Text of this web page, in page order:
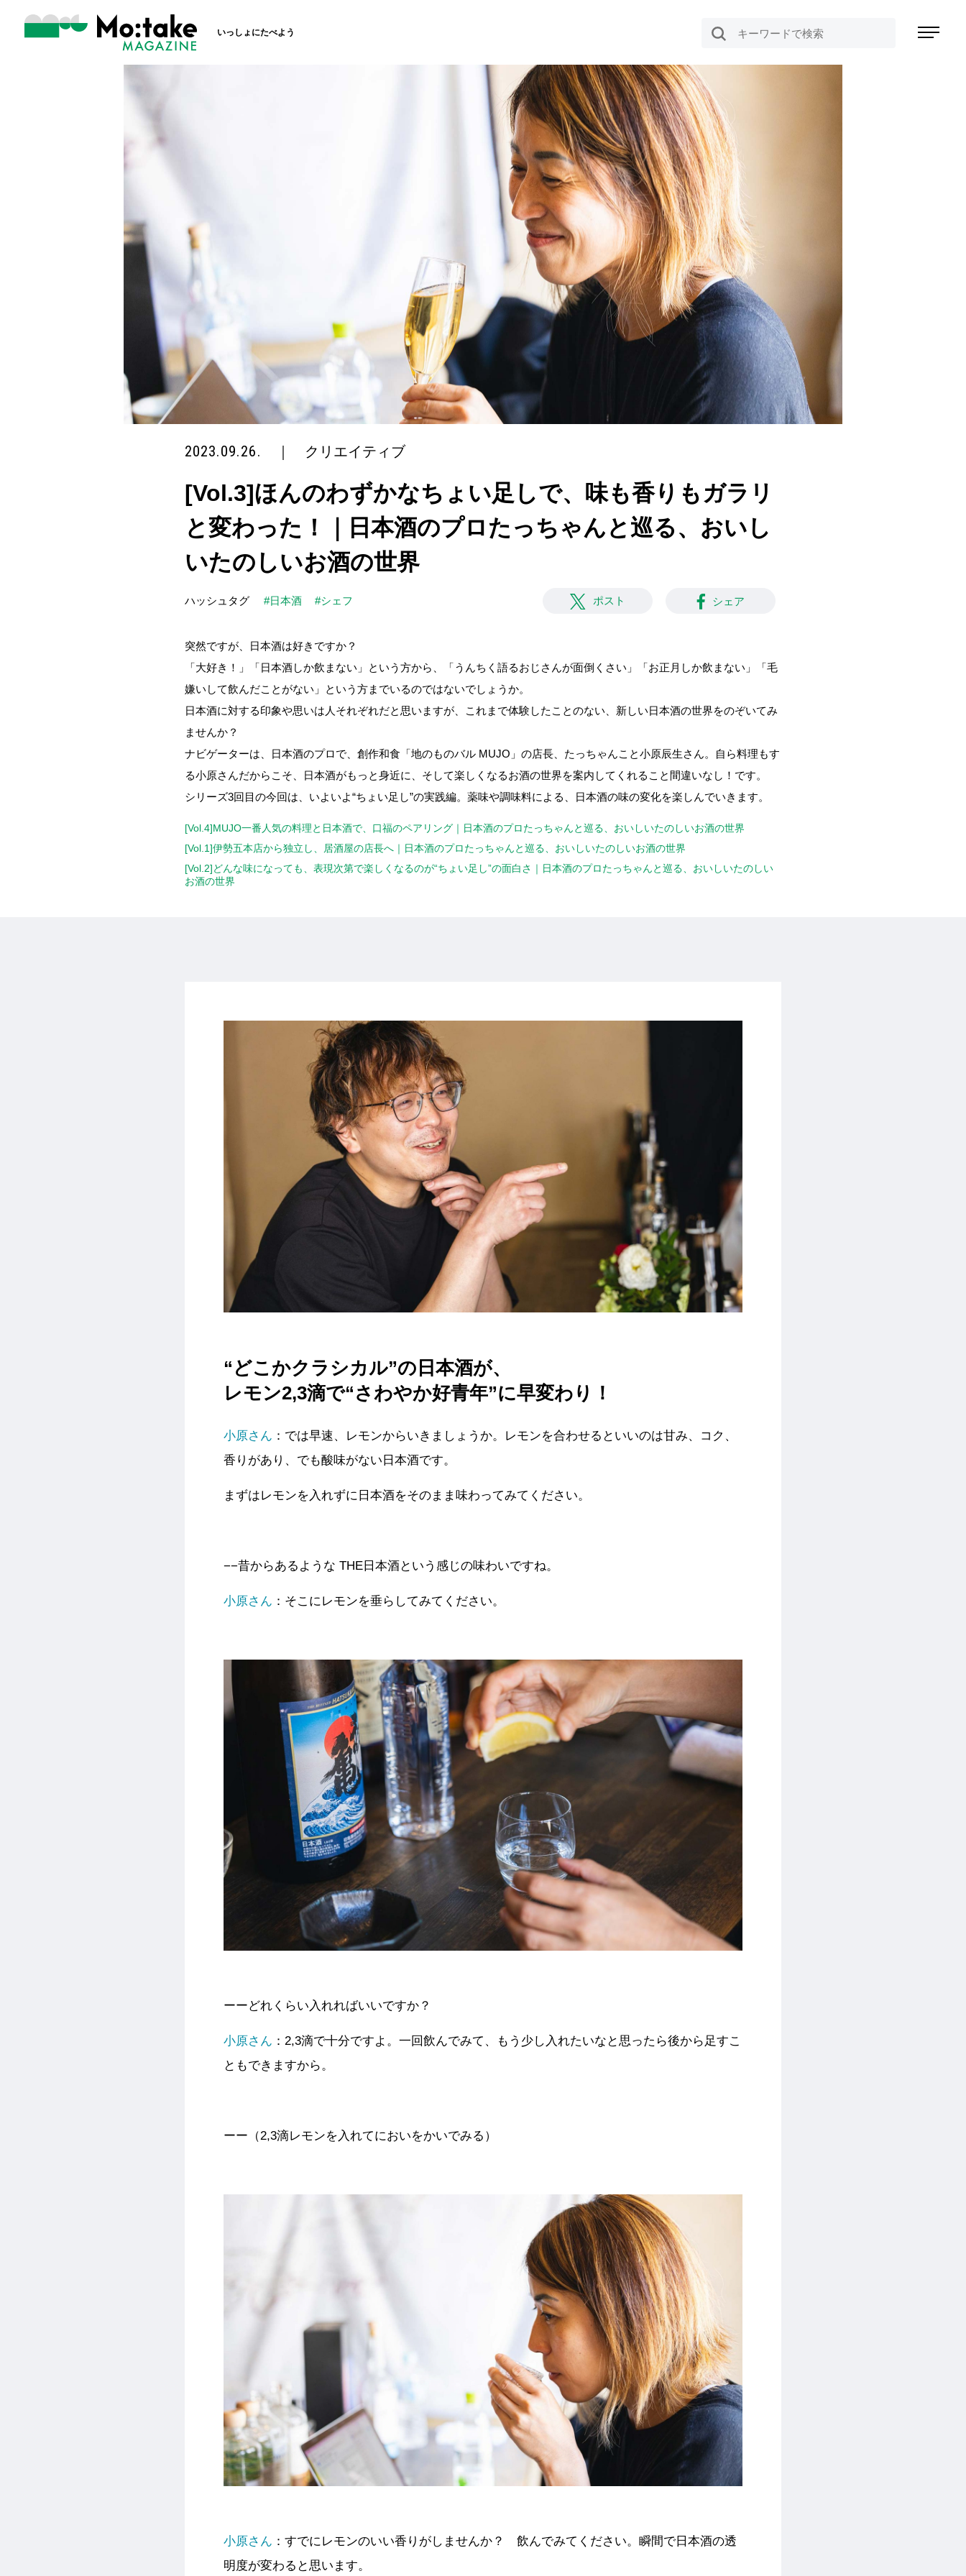
いっしょにたべよう
2023.09.26. クリエイティブ
[Vol.3]ほんのわずかなちょい足しで、味も香りもガラリ
と変わった！｜日本酒のプロたっちゃんと巡る、おいし
いたのしいお酒の世界
ハッシュタグ #日本酒 #シェフ ポスト シェア
突然ですが、日本酒は好きですか？
「大好き！」「日本酒しか飲まない」という方から、「うんちく語るおじさんが面倒くさい」「お正月しか飲まない」「毛
嫌いして飲んだことがない」という方までいるのではないでしょうか。
日本酒に対する印象や思いは人それぞれだと思いますが、これまで体験したことのない、新しい日本酒の世界をのぞいてみ
ませんか？
ナビゲーターは、日本酒のプロで、創作和食「地のものバル MUJO」の店長、たっちゃんこと小原辰生さん。自ら料理もす
る小原さんだからこそ、日本酒がもっと身近に、そして楽しくなるお酒の世界を案内してくれること間違いなし！です。
シリーズ3回目の今回は、いよいよ“ちょい足し”の実践編。薬味や調味料による、日本酒の味の変化を楽しんでいきます。
[Vol.4]MUJO一番人気の料理と日本酒で、口福のペアリング｜日本酒のプロたっちゃんと巡る、おいしいたのしいお酒の世界
[Vol.1]伊勢五本店から独立し、居酒屋の店長へ｜日本酒のプロたっちゃんと巡る、おいしいたのしいお酒の世界
[Vol.2]どんな味になっても、表現次第で楽しくなるのが“ちょい足し”の面白さ｜日本酒のプロたっちゃんと巡る、おいしいたのしい
お酒の世界
“どこかクラシカル”の日本酒が、
レモン2,3滴で“さわやか好青年”に早変わり！
小原さん ：では早速、レモンからいきましょうか。レモンを合わせるといいのは甘み、コク、
香りがあり、でも酸味がない日本酒です。
まずはレモンを入れずに日本酒をそのまま味わってみてください。
−−昔からあるような THE日本酒という感じの味わいですね。
小原さん ：そこにレモンを垂らしてみてください。
ーーどれくらい入れればいいですか？
小原さん ：2,3滴で十分ですよ。一回飲んでみて、もう少し入れたいなと思ったら後から足すこ
ともできますから。
ーー（2,3滴レモンを入れてにおいをかいでみる）
小原さん ：すでにレモンのいい香りがしませんか？ 飲んでみてください。瞬間で日本酒の透
明度が変わると思います。